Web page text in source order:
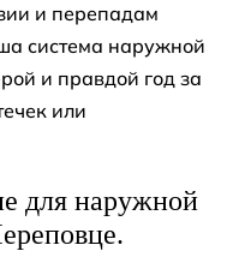
и перепадам
система наружной
и правдой год за
или
для наружной